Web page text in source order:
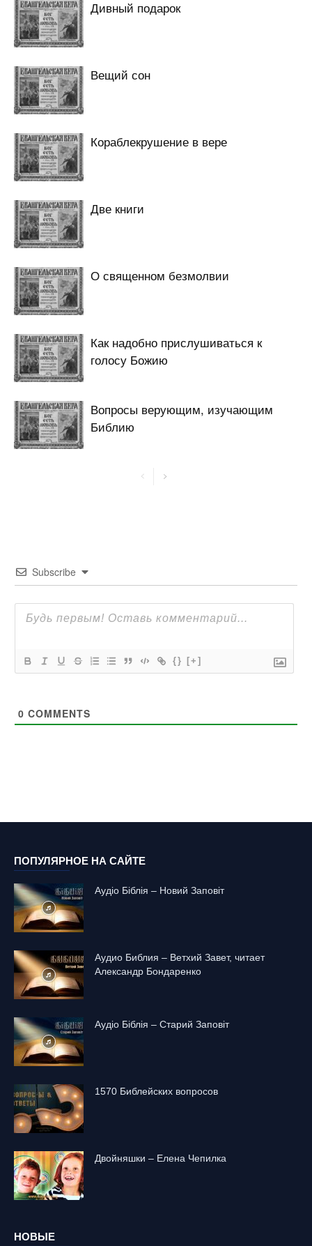
Дивный подарок
Вещий сон
Кораблекрушение в вере
Две книги
О священном безмолвии
Как надобно прислушиваться к
голосу Божию
Вопросы верующим, изучающим
Библию
Subscribe
{} [+]
0 COMMENTS
ПОПУЛЯРНОЕ НА САЙТЕ
Аудіо Біблія – Новий Заповіт
Аудио Библия – Ветхий Завет, читает
Александр Бондаренко
Аудіо Біблія – Старий Заповіт
1570 Библейских вопросов
Двойняшки – Елена Чепилка
НОВЫЕ